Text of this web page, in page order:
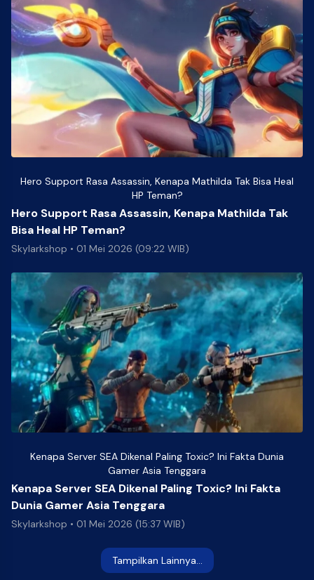
Hero Support Rasa Assassin, Kenapa Mathilda Tak Bisa Heal
HP Teman?
Hero Support Rasa Assassin, Kenapa Mathilda Tak
Bisa Heal HP Teman?
Skylarkshop • 01 Mei 2026 (09:22 WIB)
Kenapa Server SEA Dikenal Paling Toxic? Ini Fakta Dunia
Gamer Asia Tenggara
Kenapa Server SEA Dikenal Paling Toxic? Ini Fakta
Dunia Gamer Asia Tenggara
Skylarkshop • 01 Mei 2026 (15:37 WIB)
Tampilkan Lainnya...